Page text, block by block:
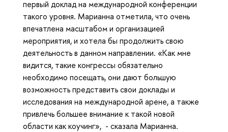
первый доклад на международной конференции
такого уровня. Марианна отметила, что очень
впечатлена масштабом и организацией
мероприятия, и хотела бы продолжить свою
деятельность в данном направлении. «Как мне
видится, такие конгрессы обязательно
необходимо посещать, они дают большую
возможность представить свои доклады и
исследования на международной арене, а также
привлечь большее внимание к такой новой
области как коучинг», - сказала Марианна.